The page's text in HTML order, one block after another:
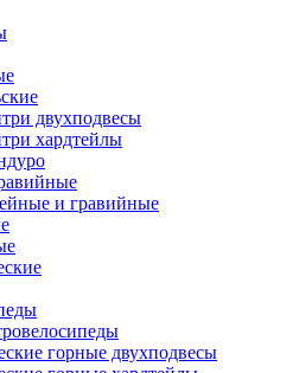
двухподвесы
хардтейлы
и гравийные
горные двухподвесы